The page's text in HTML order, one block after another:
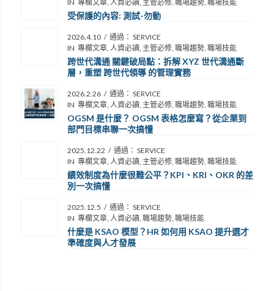
IN 專欄文章, 人資必讀, 主管必修, 職場趨勢, 職場技能
受保護的內容: 測試-勿動
2026.4.10 / 通過： SERVICE
IN 專欄文章, 人資必讀, 主管必修, 職場趨勢, 職場技能
跨世代溝通 關鍵破局點：拆解 XYZ 世代溝通斷
層，重塑 跨世代領導 的管理實務
2026.2.26 / 通過： SERVICE
IN 專欄文章, 人資必讀, 主管必修, 職場趨勢, 職場技能
OGSM 是什麼？ OGSM 表格怎麼寫？從企業到
部門目標串聯一次搞懂
2025.12.22 / 通過： SERVICE
IN 專欄文章, 人資必讀, 主管必修, 職場趨勢, 職場技能
績效制度為什麼很難公平？KPI、KRI、OKR 的差
別一次搞懂
2025.12.5 / 通過： SERVICE
IN 專欄文章, 人資必讀, 職場趨勢, 職場技能
什麼是 KSAO 模型？HR 如何用 KSAO 提升選才
準確度與人才發展